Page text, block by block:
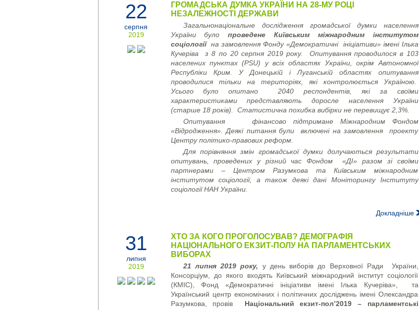
22
серпня
2019
ГРОМАДСЬКА ДУМКА УКРАЇНИ НА 28-МУ РОЦІ
НЕЗАЛЕЖНОСТІ ДЕРЖАВИ
Загальнонаціональне дослідження громадської думки населення
України булопроведене Київським міжнародним інститутом
соціології на замовлення Фонду «Демократичні ініціативи» імені Ілька
Кучеріва з 8 по 20 серпня 2019 року. Опитування проводилося в 103
населених пунктах (PSU) у всіх областях України, окрім Автономної
Республіки Крим. У Донецькій і Луганській областях опитування
проводилися тільки на територіях, які контролюється Україною.
Усього було опитано 2040 респондентів, які за своїми
характеристиками представляють доросле населення України
(старше 18 років). Статистична похибка вибірки не перевищує 2,3%.
Опитування фінансово підтримане Міжнародним Фондом
«Відродження». Деякі питання були включені на замовлення проекту
Центру політико-правових реформ.
Для порівняння змін громадської думки долучаються результати
опитувань, проведених у різний час Фондом «ДІ» разом зі своїми
партнерами – Центром Разумкова та Київським міжнародним
інститутом соціології, а також деякі дані Моніторингу Інституту
соціології НАН України.
Докладніше
31
липня
2019
ХТО ЗА КОГО ПРОГОЛОСУВАВ? ДЕМОГРАФІЯ
НАЦІОНАЛЬНОГО ЕКЗИТ-ПОЛУ НА ПАРЛАМЕНТСЬКИХ
ВИБОРАХ
21 липня 2019 року, у день виборів до Верховної Ради України,
Консорціум, до якого входять Київський міжнародний інститут соціології
(КМІС), Фонд «Демократичні ініціативи імені Ілька Кучеріва», та
Український центр економічних і політичних досліджень імені Олександра
Разумкова, провів Національний екзит-пол’2019 – парламентські